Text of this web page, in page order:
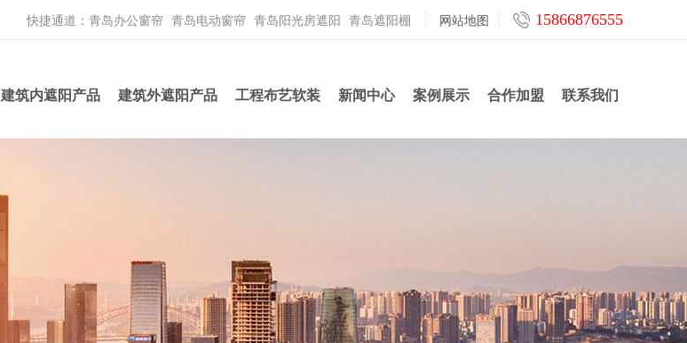
快捷通道： 青岛办公窗帘 青岛电动窗帘 青岛阳光房遮阳 青岛遮阳棚 网站地图 15866876555
建筑内遮阳产品 建筑外遮阳产品 工程布艺软装 新闻中心 案例展示 合作加盟 联系我们